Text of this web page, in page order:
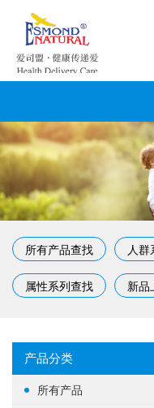
所有产品查找 人
属性系列查找 新品
产品分类
所有产品